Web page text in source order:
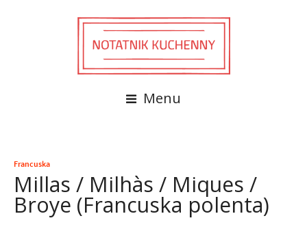
Menu
Francuska
Millas / Milhàs / Miques /
Broye (Francuska polenta)